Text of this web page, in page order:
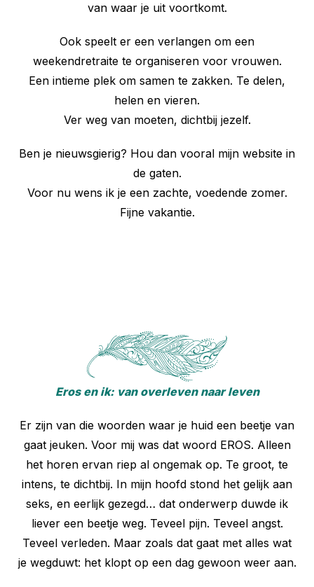
van waar je uit voortkomt.
Ook speelt er een verlangen om een
weekendretraite te organiseren voor vrouwen.
Een intieme plek om samen te zakken. Te delen,
helen en vieren.
Ver weg van moeten, dichtbij jezelf.
Ben je nieuwsgierig? Hou dan vooral mijn website in
de gaten.
Voor nu wens ik je een zachte, voedende zomer.
Fijne vakantie.
Eros en ik: van overleven naar leven
Er zijn van die woorden waar je huid een beetje van
gaat jeuken. Voor mij was dat woord EROS. Alleen
het horen ervan riep al ongemak op. Te groot, te
intens, te dichtbij. In mijn hoofd stond het gelijk aan
seks, en eerlijk gezegd… dat onderwerp duwde ik
liever een beetje weg. Teveel pijn. Teveel angst.
Teveel verleden. Maar zoals dat gaat met alles wat
je wegduwt: het klopt op een dag gewoon weer aan.